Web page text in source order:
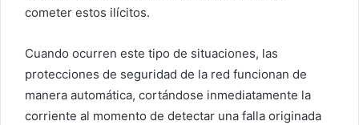
cometer estos ilícitos.
Cuando ocurren este tipo de situaciones, las
protecciones de seguridad de la red funcionan de
manera automática, cortándose inmediatamente la
corriente al momento de detectar una falla originada